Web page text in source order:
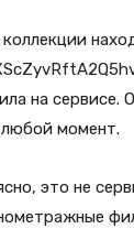
на
момент.
это не